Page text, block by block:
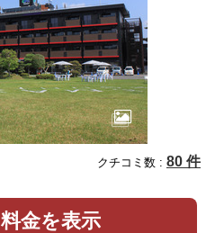
クチコミ数 : 80 件
料金を表示